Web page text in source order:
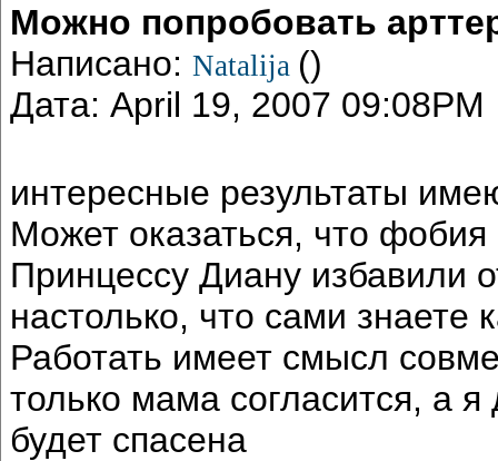
Можно попробовать
Написано: Natalija ()
Дата: April 19, 2007 09:08PM
интересные результаты
Может оказаться, что
Принцессу Диану избавили
настолько, что сами
Работать имеет смысл
только мама согласится, а
будет спасена